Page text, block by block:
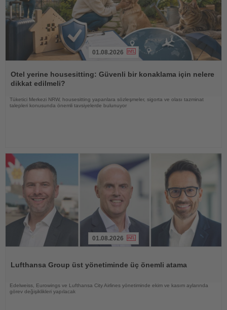
Oku
01.08.2026
Otel yerine housesitting: Güvenli bir konaklama için nelere
dikkat edilmeli?
Tüketici Merkezi NRW, housesitting yapanlara sözleşmeler, sigorta ve olası tazminat
talepleri konusunda önemli tavsiyelerde bulunuyor
01.08.2026
Lufthansa Group üst yönetiminde üç önemli atama
Edelweiss, Eurowings ve Lufthansa City Airlines yönetiminde ekim ve kasım aylarında
görev değişiklikleri yapılacak